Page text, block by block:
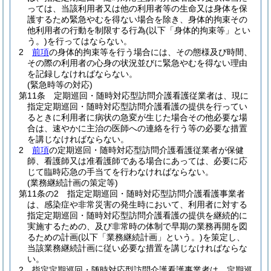
っては、当該利用者又は他の利用者等の生命又は身体を保
護するため緊急やむを得ない場合を除き、身体的拘束その
他利用者の行動を制限する行為(以下「身体的拘束等」とい
う。)を行ってはならない。
2
前項の身体的拘束等を行う場合には、その態様及び時間、
その際の利用者の心身の状況並びに緊急やむを得ない理由
を記録しなければならない。
(緊急時等の対応)
第11条
定期巡回・随時対応型訪問介護看護従業者は、現に
指定定期巡回・随時対応型訪問介護看護の提供を行ってい
るときに利用者に病状の急変が生じた場合その他必要な場
合は、速やかに主治の医師への連絡を行う等の必要な措置
を講じなければならない。
2
前項の定期巡回・随時対応型訪問介護看護従業者が保健
師、看護師又は准看護師である場合にあっては、必要に応
じて臨時応急の手当てを行わなければならない。
(業務継続計画の策定等)
第11条の2
指定定期巡回・随時対応型訪問介護看護事業者
は、感染症や非常災害の発生時において、利用者に対する
指定定期巡回・随時対応型訪問介護看護の提供を継続的に
実施するための、及び非常時の体制で早期の業務再開を図
るための計画(以下「業務継続計画」という。)を策定し、
当該業務継続計画に従い必要な措置を講じなければならな
い。